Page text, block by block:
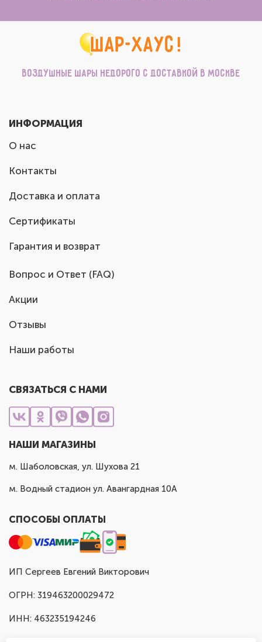
Воздушные шары недорого с доставкой в Москве
ИНФОРМАЦИЯ
О нас
Контакты
Доставка и оплата
Сертификаты
Гарантия и возврат
Вопрос и Ответ (FAQ)
Акции
Отзывы
Наши работы
СВЯЗАТЬСЯ С НАМИ
НАШИ МАГАЗИНЫ
м. Шаболовская, ул. Шухова 21
м. Водный стадион ул. Авангардная 10А
СПОСОБЫ ОПЛАТЫ
ИП Сергеев Евгений Викторович
ОГРН: 319463200029472
ИНН: 463235194246